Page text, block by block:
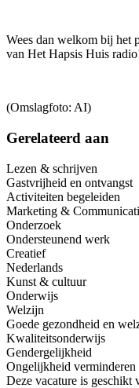
Wees dan welkom bij het
van Het Hapsis Huis
(Omslagfoto: AI)
Gerelateerd aan
Lezen & schrijven
Gastvrijheid en ontvangst
Activiteiten begeleiden
Marketing &
Onderzoek
Ondersteunend werk
Creatief
Nederlands
Kunst & cultuur
Onderwijs
Welzijn
Goede gezondheid en
Kwaliteitsonderwijs
Gendergelijkheid
Ongelijkheid verminderen
Deze vacature is geschikt